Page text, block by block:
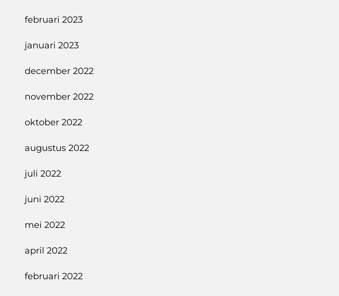
februari 2023
januari 2023
december 2022
november 2022
oktober 2022
augustus 2022
juli 2022
juni 2022
mei 2022
april 2022
februari 2022